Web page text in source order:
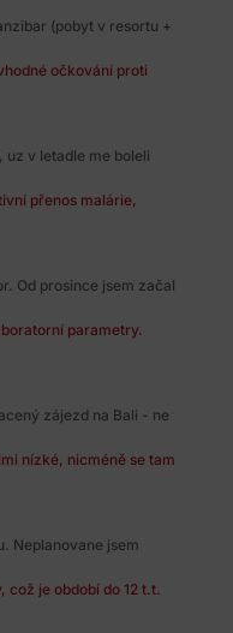
(pobyt v resortu +
očkování proti
uz v letadle me boleli
přenos malárie,
Od prosince jsem začal
parametry.
zájezd na Bali - ne
nízké, nicméně se tam
Neplanovane jsem
je období do 12 t.t.